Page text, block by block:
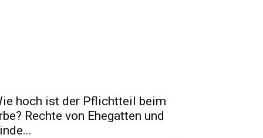
hoch ist der Pflichtteil beim
Rechte von Ehegatten und